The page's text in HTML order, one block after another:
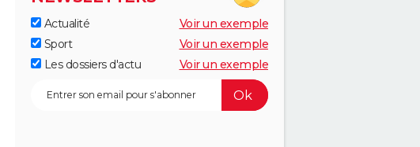
Actualité
Voir un exemple
Sport
Voir un exemple
Les dossiers d'actu
Voir un exemple